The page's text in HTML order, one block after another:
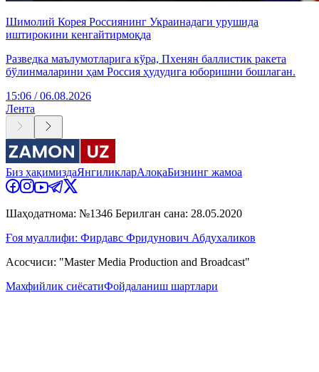
Шимолий Корея Россиянинг Украинадаги урушида
иштирокини кенгайтирмоқда
Разведка маълумотларига кўра, Пхенян баллистик ракета
бўлинмаларини ҳам Россия ҳудудига юборишни бошлаган.
15:06 / 06.08.2026
Лента
Биз ҳақимиздаЯнгиликларАлоқаБизнинг жамоа
Шаҳодатнома: №1346 Берилган сана: 28.05.2020
Ғоя муаллифи: Фирдавс Фридунович Абдухаликов
Асосчиси: "Master Media Production and Broadcast"
Махфийлик сиёсатиФойдаланиш шартлари